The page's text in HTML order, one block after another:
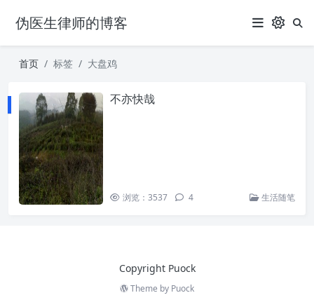
伪医生律师的博客
首页 标签 大盘鸡
不亦快哉
浏览：3537 4 生活随笔
Copyright Puock
Theme by Puock